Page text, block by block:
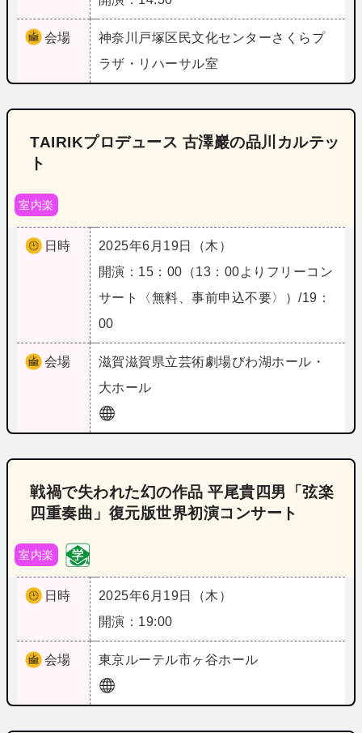
会場 神奈川
戸塚区民文化センターさくらプ
ラザ・リハーサル室
TAIRIKプロデュース 古澤巖の品川カルテッ
ト
室内楽
日時
2025年6月19日（木）
開演：15：00（13：00よりフリーコン
サート〈無料、事前申込不要〉）/19：
00
会場 滋賀滋賀県立芸術劇場びわ湖ホール・
大ホール
戦禍で失われた幻の作品 平尾貴四男「弦楽
四重奏曲」復元版世界初演コンサート
室内楽
日時
2025年6月19日（木）
開演：19:00
会場 東京ルーテル市ヶ谷ホール